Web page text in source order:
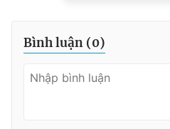
Bình luận (0)